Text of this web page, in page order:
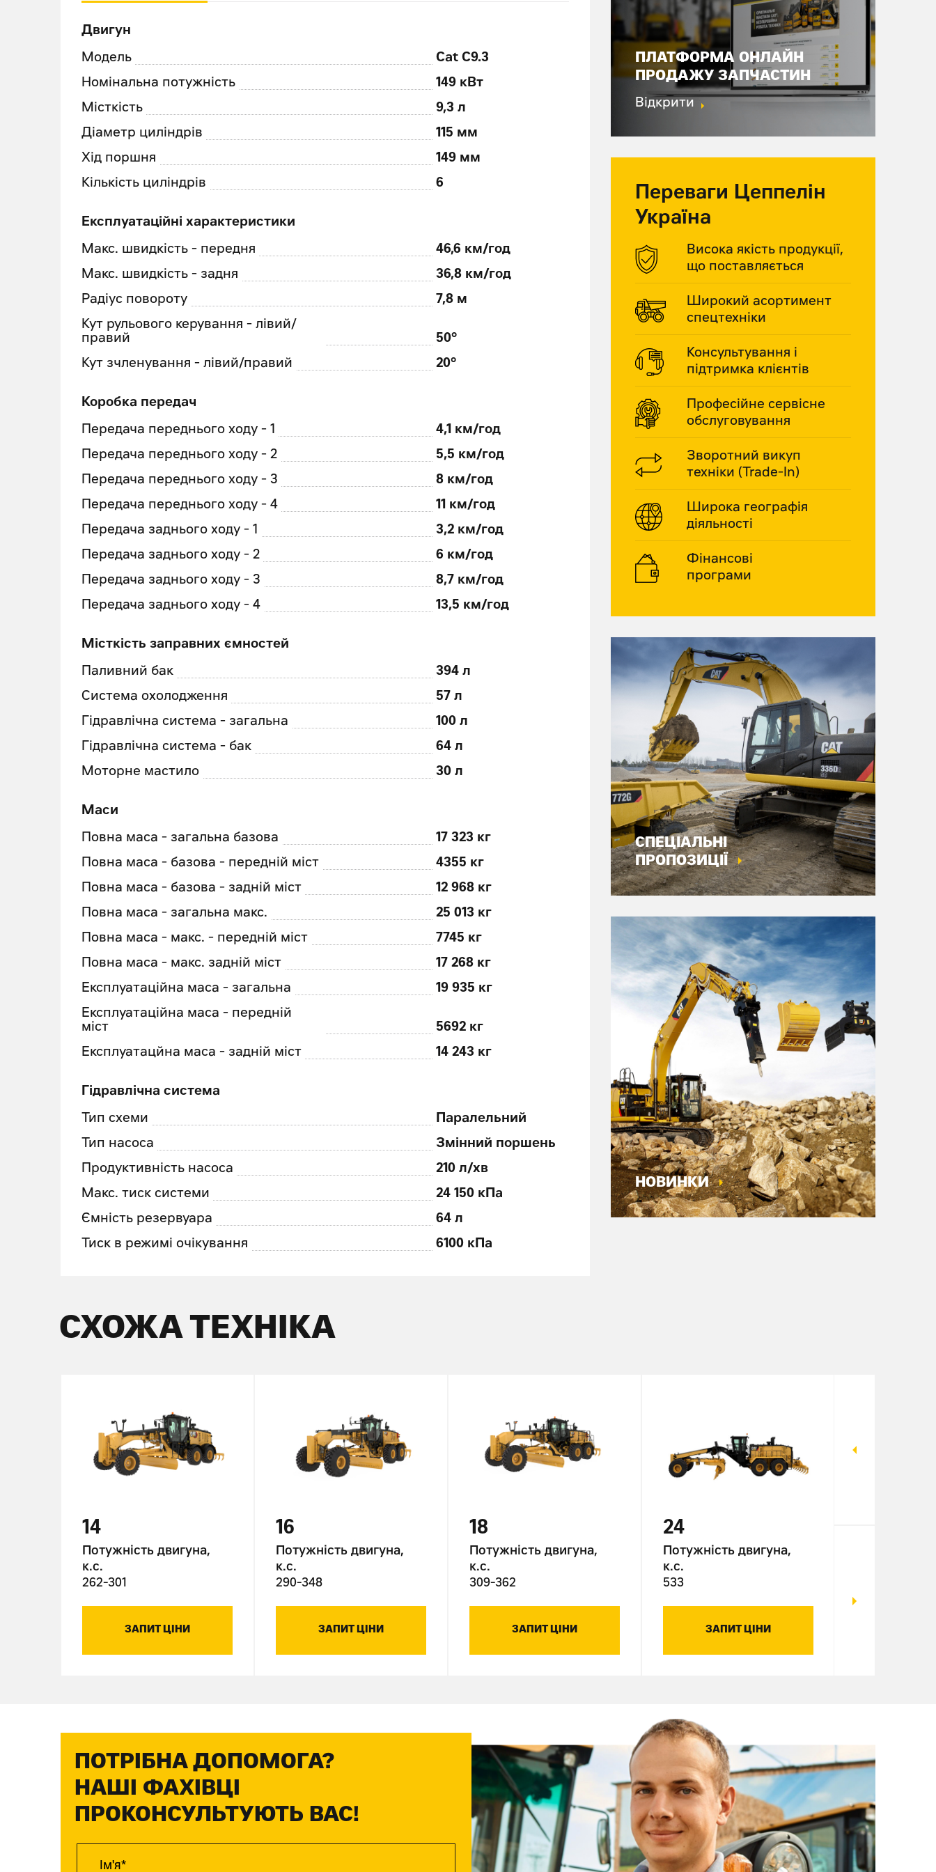
Двигун
Модель
Cat C9.3
Номінальна потужність
149 кВт
Місткість
9,3 л
Діаметр циліндрів
115 мм
Хід поршня
149 мм
Кількість циліндрів
6
Експлуатаційні характеристики
Макс. швидкість - передня
46,6 км/год
Макс. швидкість - задня
36,8 км/год
Радіус повороту
7,8 м
Кут рульового керування - лівий/
правий
50°
Кут зчленування - лівий/правий
20°
Коробка передач
Передача переднього ходу - 1
4,1 км/год
Передача переднього ходу - 2
5,5 км/год
Передача переднього ходу - 3
8 км/год
Передача переднього ходу - 4
11 км/год
Передача заднього ходу - 1
3,2 км/год
Передача заднього ходу - 2
6 км/год
Передача заднього ходу - 3
8,7 км/год
Передача заднього ходу - 4
13,5 км/год
Місткість заправних ємностей
Паливний бак
394 л
Система охолодження
57 л
Гідравлічна система - загальна
100 л
Гідравлічна система - бак
64 л
Моторне мастило
30 л
Маси
Повна маса - загальна базова
17 323 кг
Повна маса - базова - передній міст
4355 кг
Повна маса - базова - задній міст
12 968 кг
Повна маса - загальна макс.
25 013 кг
Повна маса - макс. - передній міст
7745 кг
Повна маса - макс. задній міст
17 268 кг
Експлуатаційна маса - загальна
19 935 кг
Експлуатаційна маса - передній
міст
5692 кг
Експлуатацйна маса - задній міст
14 243 кг
Гідравлічна система
Тип схеми
Паралельний
Тип насоса
Змінний поршень
Продуктивність насоса
210 л/хв
Макс. тиск системи
24 150 кПа
Ємність резервуара
64 л
Тиск в режимі очікування
6100 кПа
ПЛАТФОРМА ОНЛАЙН
ПРОДАЖУ ЗАПЧАСТИН
Відкрити
Переваги Цеппелін
Україна
Висока якість продукції,
що поставляється
Широкий асортимент
спецтехніки
Консультування і
підтримка клієнтів
Професійне сервісне
обслуговування
Зворотний викуп
техніки (Trade-In)
Широка географія
діяльності
Фінансові
програми
СПЕЦІАЛЬНІ
ПРОПОЗИЦІЇ
НОВИНКИ
СХОЖА ТЕХНІКА
14
Потужність двигуна,
к.с.
262-301
ЗАПИТ ЦІНИ
16
Потужність двигуна,
к.с.
290-348
ЗАПИТ ЦІНИ
18
Потужність двигуна,
к.с.
309-362
ЗАПИТ ЦІНИ
24
Потужність двигуна,
к.с.
533
ЗАПИТ ЦІНИ
ПОТРІБНА ДОПОМОГА?
НАШІ ФАХІВЦІ
ПРОКОНСУЛЬТУЮТЬ ВАС!